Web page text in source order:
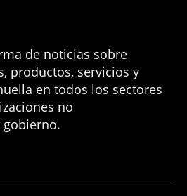
de noticias sobre
productos, servicios y
en todos los sectores
no
gobierno.